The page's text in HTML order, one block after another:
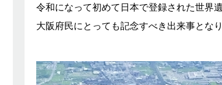
令和になって初めて日本で登録された世界遺
大阪府民にとっても記念すべき出来事となり